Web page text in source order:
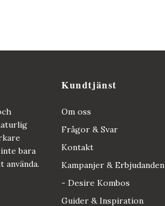
bara
Kundtjänst
Om oss
Frågor & Svar
Kontakt
Kampanjer & Erbjudanden
- Desire Kombos
Guider & Inspiration